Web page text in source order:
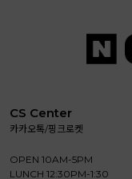
CS Center
카카오톡/핑크로켓
OPEN 10AM-5PM
LUNCH 12:30PM-1:30